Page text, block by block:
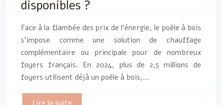
disponibles ?
Face à la flambée des prix de l’énergie, le poêle à bois
s’impose comme une solution de chauffage
complémentaire ou principale pour de nombreux
foyers français. En 2024, plus de 2,5 millions de
foyers utilisent déjà un poêle à bois,…
Lire la suite